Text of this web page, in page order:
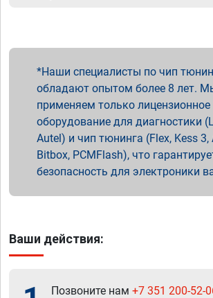
Наши специалисты по чип
обладают опытом более 8 лет.
применяем только лицензионное
оборудование для диагностики
Autel) и чип тюнинга (Flex, Kess 3,
Bitbox, PCMFlash), что
безопасность для электроники
Ваши действия:
Позвоните нам +7 351 200-52-